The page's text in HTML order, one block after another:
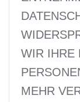
WIR IHRE
MEHR